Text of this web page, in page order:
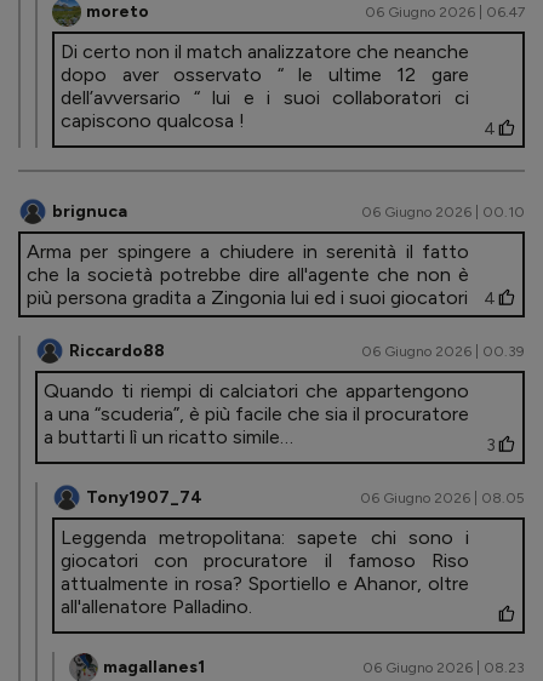
moreto 06 Giugno 2026 | 06.47
Di certo non il match analizzatore che neanche
dopo aver osservato “ le ultime 12 gare
dell’avversario “ lui e i suoi collaboratori ci
capiscono qualcosa !
4
brignuca 06 Giugno 2026 | 00.10
Arma per spingere a chiudere in serenità il fatto
che la società potrebbe dire all'agente che non è
più persona gradita a Zingonia lui ed i suoi giocatori
4
Riccardo88 06 Giugno 2026 | 00.39
Quando ti riempi di calciatori che appartengono
a una “scuderia”, è più facile che sia il procuratore
a buttarti lì un ricatto simile…
3
Tony1907_74 06 Giugno 2026 | 08.05
Leggenda metropolitana: sapete chi sono i
giocatori con procuratore il famoso Riso
attualmente in rosa? Sportiello e Ahanor, oltre
all'allenatore Palladino.
magallanes1 06 Giugno 2026 | 08.23